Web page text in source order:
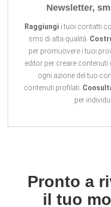
Newsletter,
Raggiungi i tuoi contatti
sms di alta qualità.
per promuovere i tuoi
editor per creare contenuti
ogni azione del tuo
contenuti profilati.
per
Pronto a
il tuo